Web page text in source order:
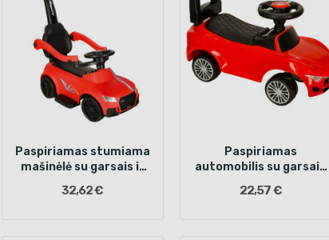
Paspiriamas stumiama
mašinėlė su garsais ir
32,62 €
Paspiriamas
automobilis su garsais
22,57 €